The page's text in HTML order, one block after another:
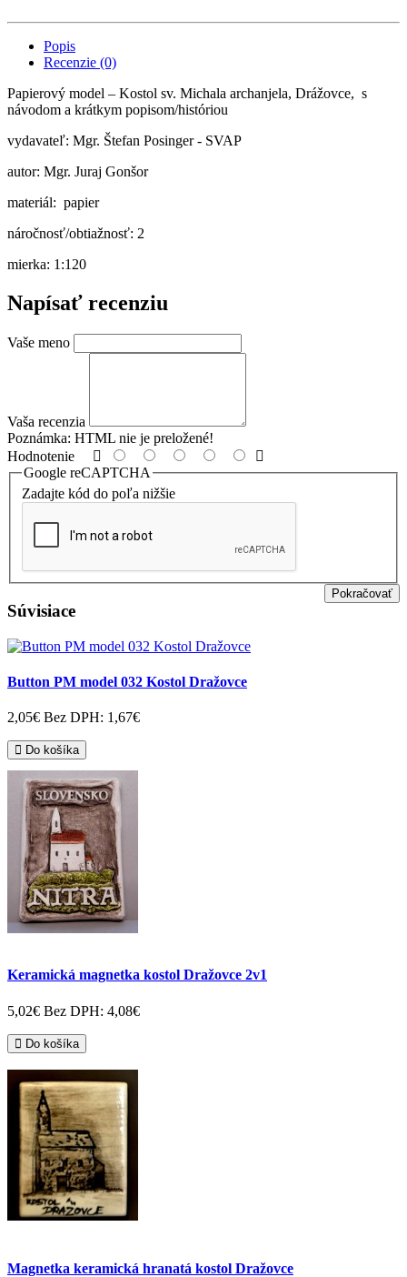
Popis
Recenzie (0)
Papierový model – Kostol sv. Michala archanjela, Drážovce, s
návodom a krátkym popisom/históriou
vydavateľ: Mgr. Štefan Posinger - SVAP
autor: Mgr. Juraj Gonšor
materiál: papier
náročnosť/obtiažnosť: 2
mierka: 1:120
Napísať recenziu
Vaše meno
Vaša recenzia
Poznámka: HTML nie je preložené!
Hodnotenie
Google reCAPTCHA
Zadajte kód do poľa nižšie
Pokračovať
Súvisiace
Button PM model 032 Kostol Dražovce
2,05€ Bez DPH: 1,67€
Do košíka
Keramická magnetka kostol Dražovce 2v1
5,02€ Bez DPH: 4,08€
Do košíka
Magnetka keramická hranatá kostol Dražovce